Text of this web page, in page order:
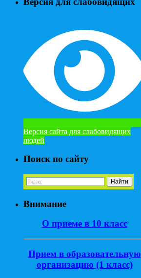
Версия сайта для слабовидящих
людей
Поиск по сайту
Внимание
О приеме в 10 класс
Прием в образовательную
организацию (1 класс)